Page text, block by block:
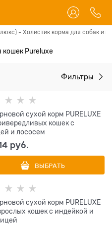
- Холистик корма для собак и
кошек Pureluxe
Фильтры
сухой корм PURELUXE
кошек с
и лососем
руб.
ВЫБРАТЬ
сухой корм PURELUXE
кошек с индейкой и